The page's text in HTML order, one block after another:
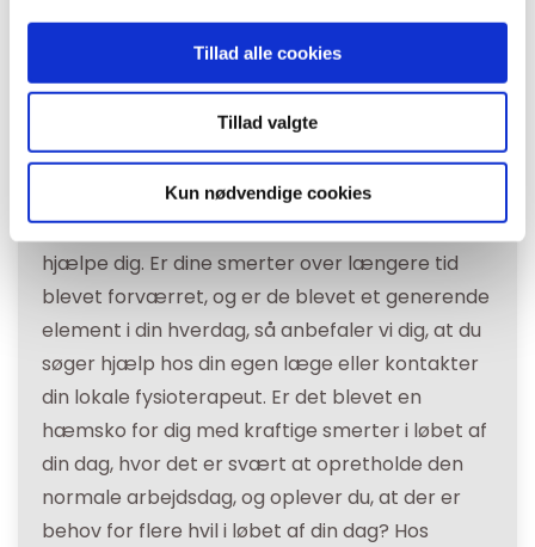
Tillad alle cookies
Tillad valgte
Kun nødvendige cookies
Akupunktur hos BeneFiT
Har du problemer med smerter flere steder i
kroppen, vil en behandling med akupunktur ofte
hjælpe dig. Er dine smerter over længere tid
blevet forværret, og er de blevet et generende
element i din hverdag, så anbefaler vi dig, at du
søger hjælp hos din egen læge eller kontakter
din lokale fysioterapeut. Er det blevet en
hæmsko for dig med kraftige smerter i løbet af
din dag, hvor det er svært at opretholde den
normale arbejdsdag, og oplever du, at der er
behov for flere hvil i løbet af din dag? Hos